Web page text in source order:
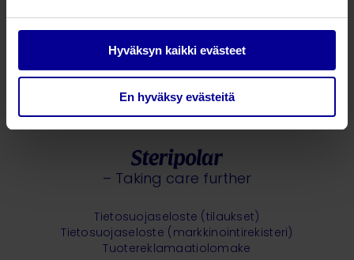
Hyväksyn kaikki evästeet
En hyväksy evästeitä
Piia Reijonen
Tulosryhmäpäällikkö Haavanhoito
Lisää artikkeleita
– Taking care further
Tietosuojaseloste (tilaukset)
Tietosuojaseloste (markkinointirekisteri)
Tuotereklamaatiolomake